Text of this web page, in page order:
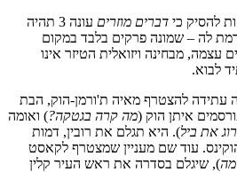
להסיק כי דברים מוזרים
עונה 3 תהיה
לה – שמונה פרקים בלבד במקום
מבחינה ויזואלית הטיזר אינו
לבוא.
להצטרף מאיה ת'ורמן-הוק, הבת
איתן הוק (מה קרה בגטקה?) ואומה
את ביל). היא תגלם את רובין, דמות
עוד שם מעניין שמצטרף לקאסט
), שיגלם בסדרה את ראש העיר קלין